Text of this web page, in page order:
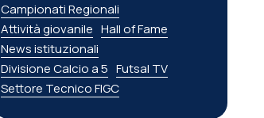
Campionati Regionali
Attività giovanile Hall of Fame
News istituzionali
Divisione Calcio a 5 Futsal TV
Settore Tecnico FIGC